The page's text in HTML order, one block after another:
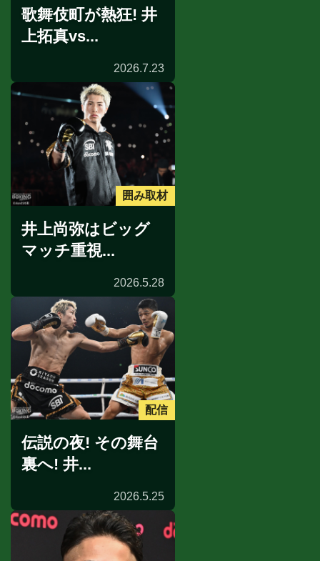
歌舞伎町が熱狂! 井
上拓真vs...
2026.7.23
囲み取材
井上尚弥はビッグ
マッチ重視...
2026.5.28
配信
伝説の夜! その舞台
裏へ! 井...
2026.5.25